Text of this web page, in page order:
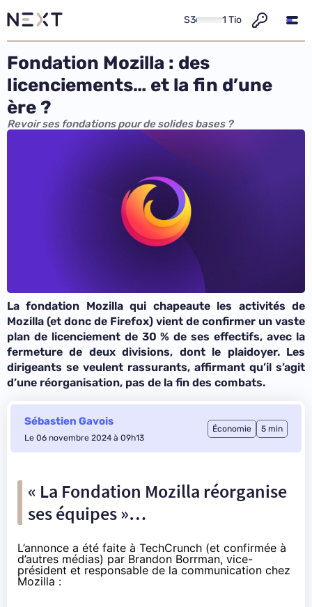
S3 1 Tio
Fondation Mozilla : des
licenciements… et la fin d’une
ère ?
Revoir ses fondations pour de solides bases ?
La fondation Mozilla qui chapeaute les activités de
Mozilla (et donc de Firefox) vient de confirmer un vaste
plan de licenciement de 30 % de ses effectifs, avec la
fermeture de deux divisions, dont le plaidoyer. Les
dirigeants se veulent rassurants, affirmant qu’il s’agit
d’une réorganisation, pas de la fin des combats.
Sébastien Gavois
Le 06 novembre 2024 à 09h13
Économie 5 min
« La Fondation Mozilla réorganise
ses équipes »…
L’annonce a été faite à TechCrunch (et confirmée à
d’autres médias) par Brandon Borrman, vice-
président et responsable de la communication chez
Mozilla :